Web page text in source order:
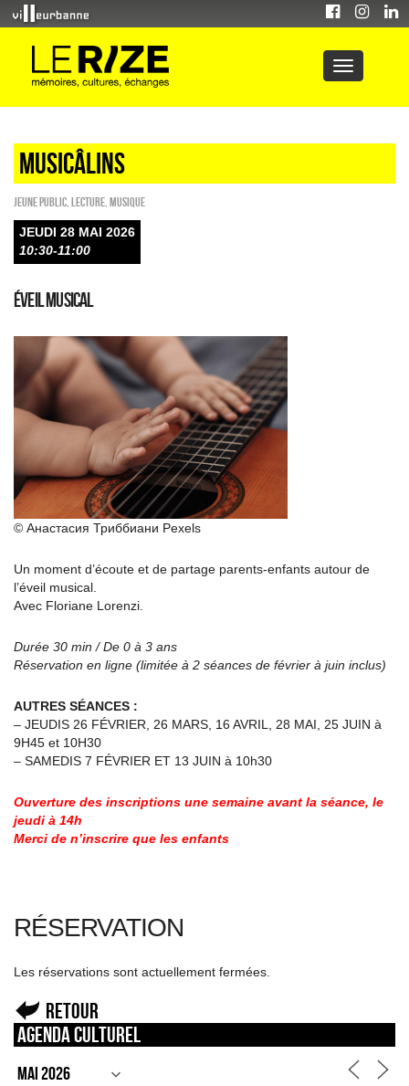
Musicâlins
Jeune public Lecture Musique
JEUDI 28 MAI 2026
10:30-11:00
Éveil musical
© Анастасия Триббиани Pexels
Un moment d’écoute et de partage parents-enfants autour de
l’éveil musical.
Avec Floriane Lorenzi.
Durée 30 min / De 0 à 3 ans
Réservation en ligne (limitée à 2 séances de février à juin inclus)
AUTRES SÉANCES :
– JEUDIS 26 FÉVRIER, 26 MARS, 16 AVRIL, 28 MAI, 25 JUIN à
9H45 et 10H30
– SAMEDIS 7 FÉVRIER ET 13 JUIN à 10h30
Ouverture des inscriptions une semaine avant la séance, le
jeudi à 14h
Merci de n’inscrire que les enfants
RÉSERVATION
Les réservations sont actuellement fermées.
Retour
Agenda culturel